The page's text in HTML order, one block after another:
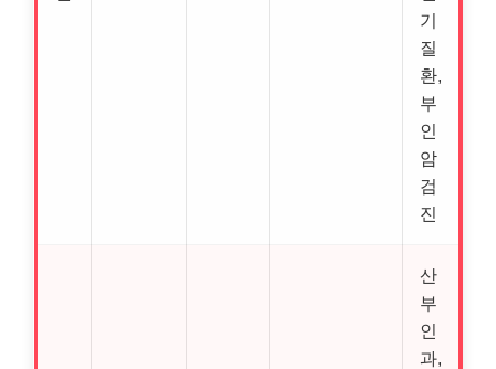
기
질
환,
부
인
암
검
진
산
부
인
과,